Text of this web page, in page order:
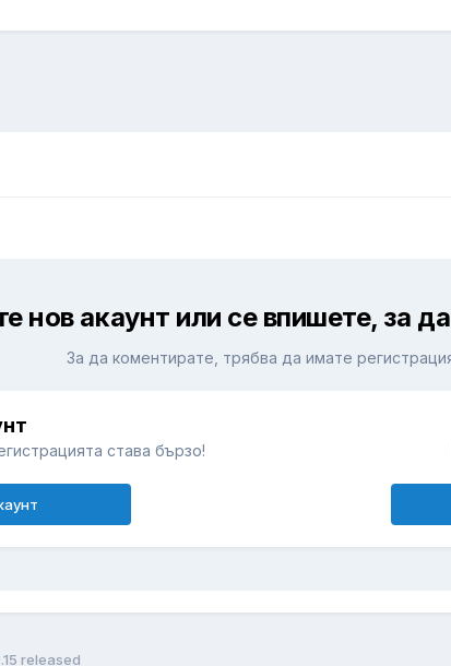
нов акаунт или се впишете, за
За да коментирате, трябва да имате
става бързо!
released